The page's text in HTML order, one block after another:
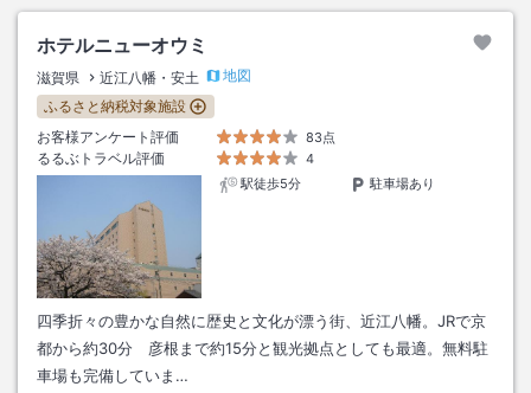
ホテルニューオウミ
滋賀県 近江八幡・安土
地図
ふるさと納税対象施設
お客様アンケート評価
83点
るるぶトラベル評価
4
駅徒歩5分
駐車場あり
四季折々の豊かな自然に歴史と文化が漂う街、近江八幡。JRで京
都から約30分 彦根まで約15分と観光拠点としても最適。無料駐
車場も完備していま…